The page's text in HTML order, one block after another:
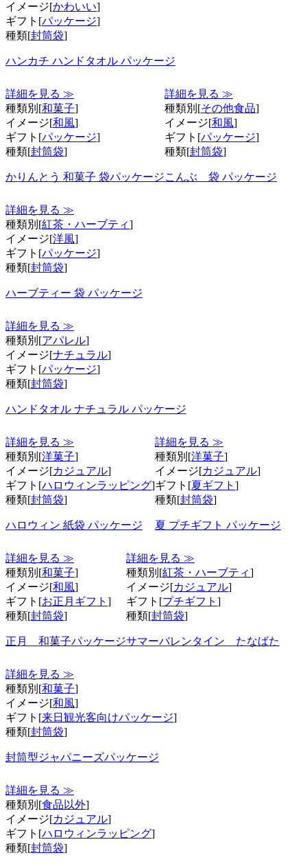
イメージ[かわいい]
ギフト[パッケージ]
種類[封筒袋]
ハンカチ ハンドタオル パッケージ
詳細を見る ≫
種類別[和菓子]
イメージ[和風]
ギフト[パッケージ]
種類[封筒袋]
かりんとう 和菓子 袋パッケージ
詳細を見る ≫
種類別[その他食品]
イメージ[和風]
ギフト[パッケージ]
種類[封筒袋]
こんぶ 袋 パッケージ
詳細を見る ≫
種類別[紅茶・ハーブティ]
イメージ[洋風]
ギフト[パッケージ]
種類[封筒袋]
ハーブティー 袋 パッケージ
詳細を見る ≫
種類別[アパレル]
イメージ[ナチュラル]
ギフト[パッケージ]
種類[封筒袋]
ハンドタオル ナチュラル パッケージ
詳細を見る ≫
種類別[洋菓子]
イメージ[カジュアル]
ギフト[ハロウィンラッピング]
種類[封筒袋]
ハロウィン 紙袋 パッケージ
詳細を見る ≫
種類別[洋菓子]
イメージ[カジュアル]
ギフト[夏ギフト ]
種類[封筒袋]
夏 プチギフト パッケージ
詳細を見る ≫
種類別[和菓子]
イメージ[和風]
ギフト[お正月ギフト ]
種類[封筒袋]
正月 和菓子パッケージ
詳細を見る ≫
種類別[紅茶・ハーブティ]
イメージ[カジュアル]
ギフト[プチギフト ]
種類[封筒袋]
サマーバレンタイン たなばた
詳細を見る ≫
種類別[和菓子]
イメージ[和風]
ギフト[来日観光客向けパッケージ]
種類[封筒袋]
封筒型ジャパニーズパッケージ
詳細を見る ≫
種類別[食品以外]
イメージ[カジュアル]
ギフト[ハロウィンラッピング]
種類[封筒袋]